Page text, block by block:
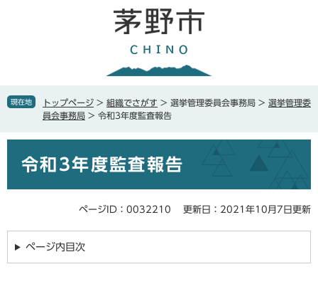
で
ば
本
現在地 トップページ > 組織でさがす > 選挙管理委員会事務局 > 選挙管理委
員会事務局 > 令和3年度監査報告
令和3年度監査報告
ページID：0032210 更新日：2021年10月7日更新
ページ内目次